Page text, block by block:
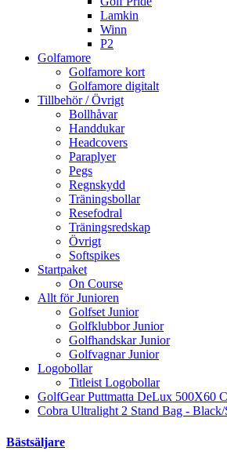
Lamkin
Winn
P2
Golfamore
Golfamore kort
Golfamore digitalt
Tillbehör / Övrigt
Bollhåvar
Handdukar
Headcovers
Paraplyer
Pegs
Regnskydd
Träningsbollar
Resefodral
Träningsredskap
Övrigt
Softspikes
Startpaket
On Course
Allt för Junioren
Golfset Junior
Golfklubbor Junior
Golfhandskar Junior
Golfvagnar Junior
Logobollar
Titleist Logobollar
GolfGear Puttmatta DeLux 500X60
Cobra Ultralight 2 Stand Bag -
Bästsäljare